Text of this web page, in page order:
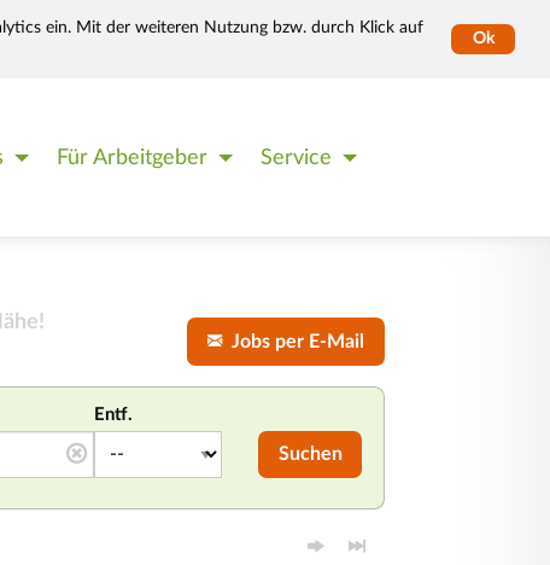
ein. Mit der weiteren Nutzung bzw. durch Klick auf
Ok
Für Arbeitgeber Service
Jobs per E-Mail
Entf.
Suchen